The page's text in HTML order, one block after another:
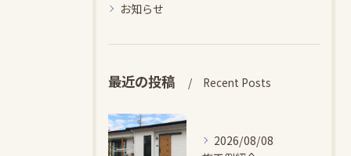
お知らせ
最近の投稿 Recent Posts
2026/08/08